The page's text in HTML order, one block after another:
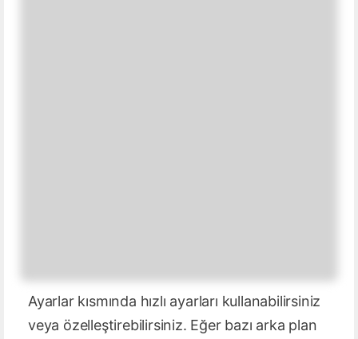
Ayarlar kısmında hızlı ayarları kullanabilirsiniz
veya özelleştirebilirsiniz. Eğer bazı arka plan